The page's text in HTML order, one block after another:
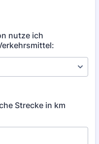
nutze ich
Strecke in km